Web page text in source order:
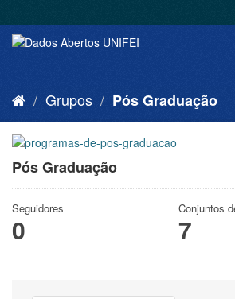
Grupos Pós Graduação
Pós Graduação
Seguidores
0
Conjuntos
7